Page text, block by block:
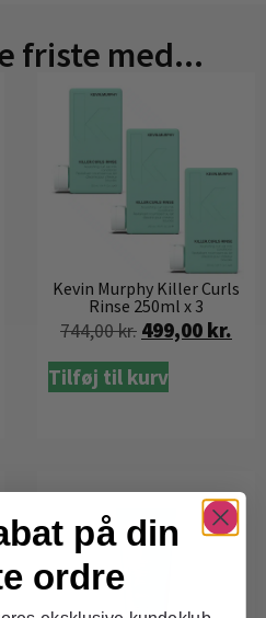
friste med...
Kevin Murphy Killer Curls
Rinse 250ml x 3
744,00kr. 499,00 kr.
Tilføj til kurv
på din
ordre